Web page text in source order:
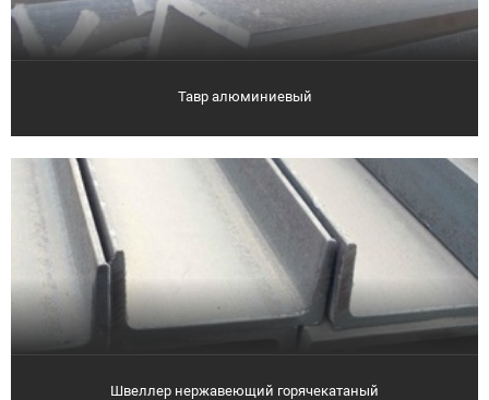
Тавр алюминиевый
Швеллер нержавеющий горячекатаный